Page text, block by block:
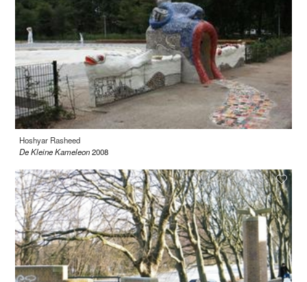
Hoshyar Rasheed
De Kleine Kameleon2008